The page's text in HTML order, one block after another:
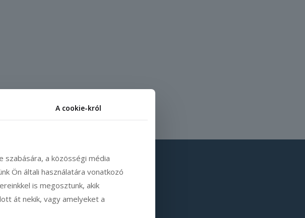
A cookie-król
szabására, a közösségi média
Ön általi használatára vonatkozó
is megosztunk, akik
át nekik, vagy amelyeket a